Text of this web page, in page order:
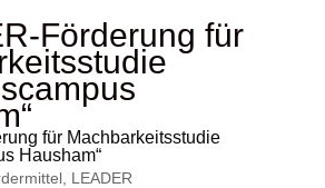
für Machbarkeitsstudie
Hausham“
, LEADER